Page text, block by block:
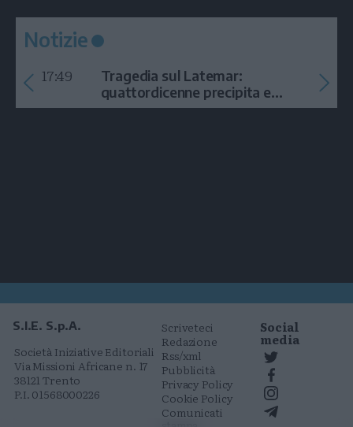
Notizie
17:49
Tragedia sul Latemar:
quattordicenne precipita e
muore
S.I.E. S.p.A.
Società Iniziative Editoriali
Via Missioni Africane n. 17
38121 Trento
P.I. 01568000226
Scriveteci
Redazione
Rss/xml
Pubblicità
Privacy Policy
Cookie Policy
Comunicati
Social
media